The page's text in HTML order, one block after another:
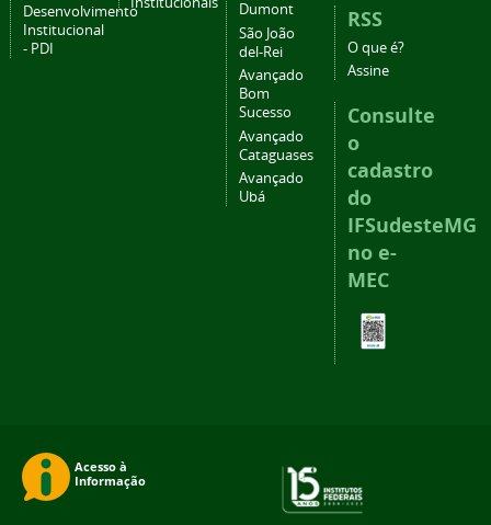
Desenvolvimento
Institucional
- PDI
Dumont
São João
del-Rei
Avançado
Bom
Sucesso
Avançado
Cataguases
Avançado
Ubá
RSS
O que é?
Assine
Consulte
o
cadastro
do
IFSudesteMG
no e-
MEC